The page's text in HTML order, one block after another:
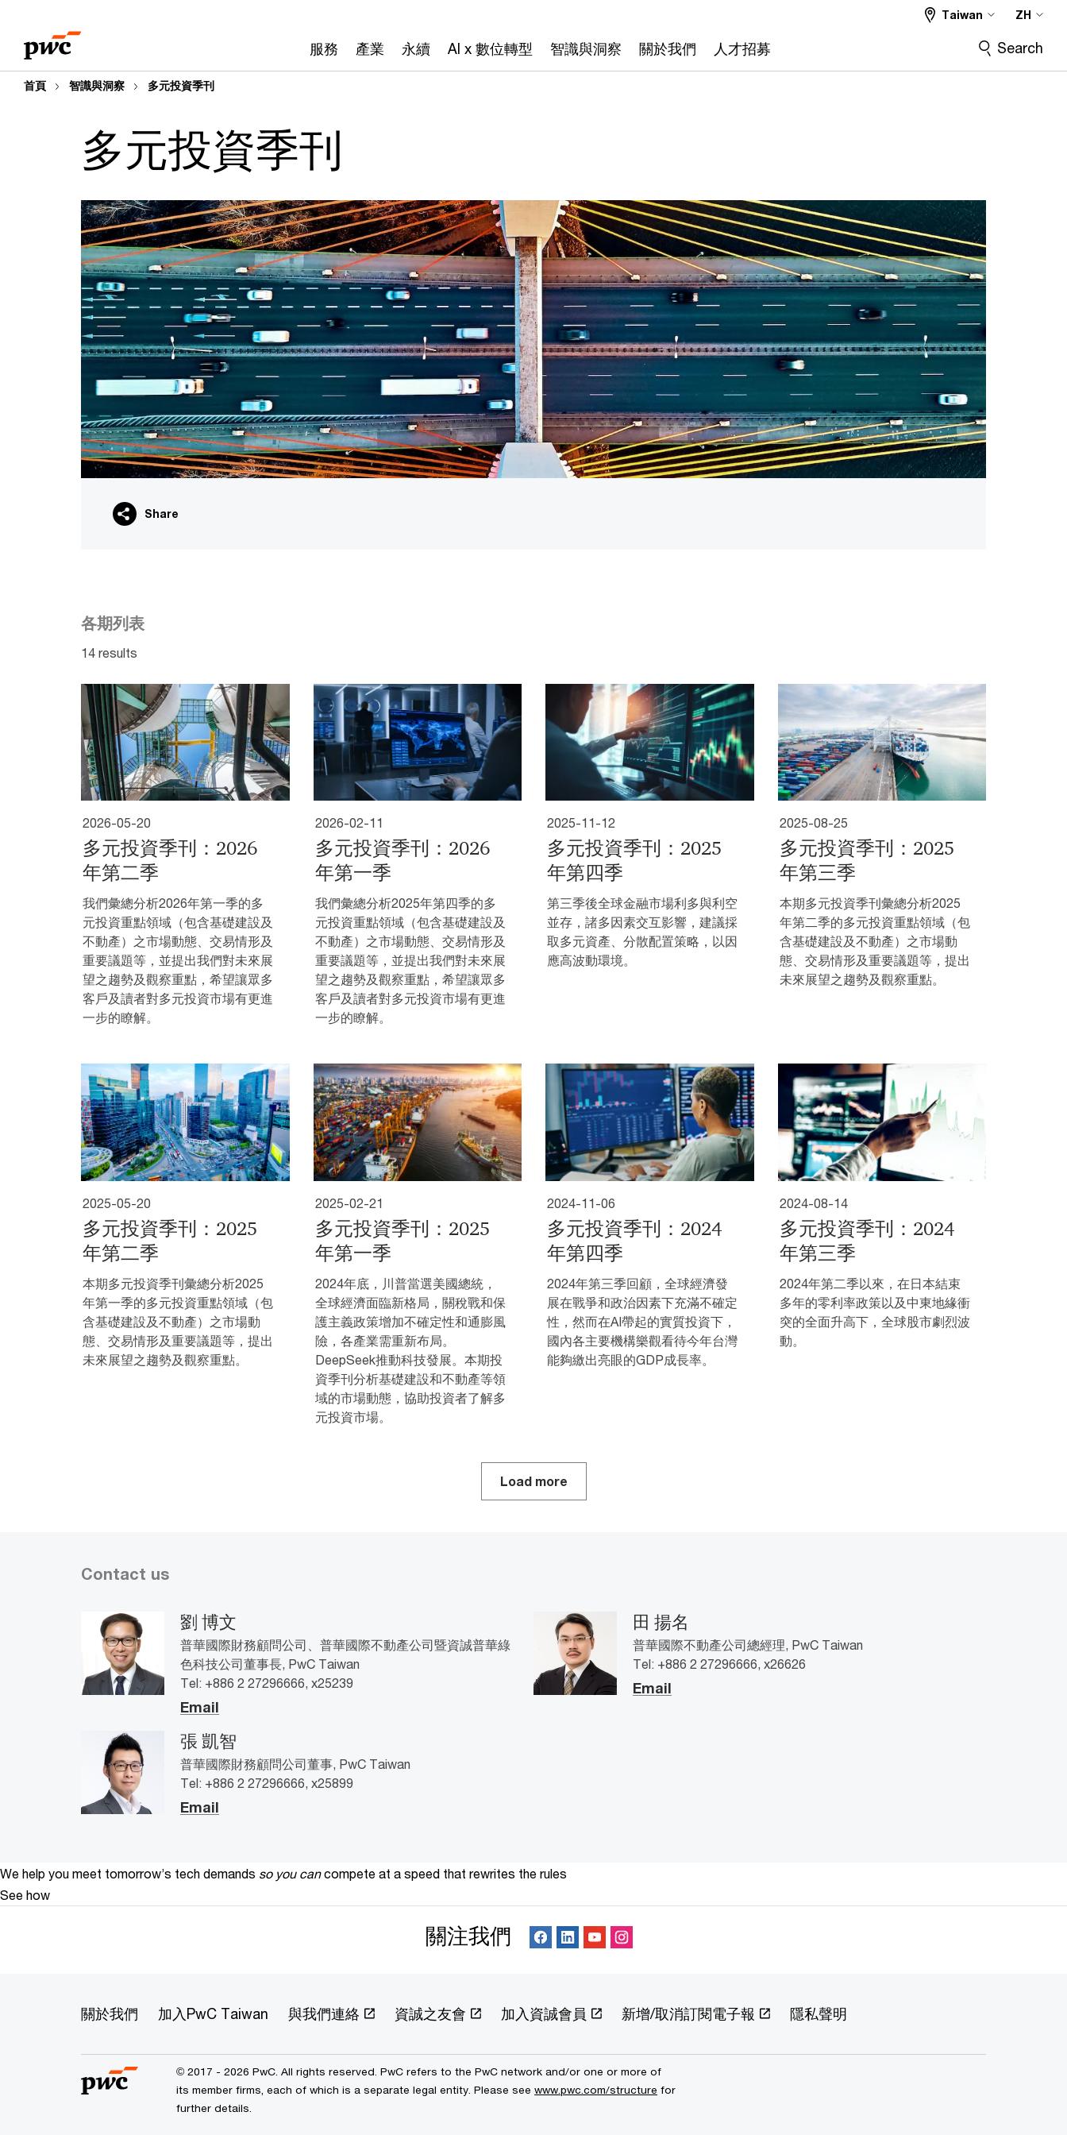
content
footer
服務 產業 永續 AI x 數位轉型 智識與洞察 關於我們 人才招募
Taiwan ZH
Search
首頁 智識與洞察 多元投資季刊
多元投資季刊
Share
各期列表
14 results
2026-05-20
多元投資季刊：2026
年第二季
我們彙總分析2026年第一季的多
元投資重點領域（包含基礎建設及
不動產）之市場動態、交易情形及
重要議題等，並提出我們對未來展
望之趨勢及觀察重點，希望讓眾多
客戶及讀者對多元投資市場有更進
一步的瞭解。
2026-02-11
多元投資季刊：2026
年第一季
我們彙總分析2025年第四季的多
元投資重點領域（包含基礎建設及
不動產）之市場動態、交易情形及
重要議題等，並提出我們對未來展
望之趨勢及觀察重點，希望讓眾多
客戶及讀者對多元投資市場有更進
一步的瞭解。
2025-11-12
多元投資季刊：2025
年第四季
第三季後全球金融市場利多與利空
並存，諸多因素交互影響，建議採
取多元資產、分散配置策略，以因
應高波動環境。
2025-08-25
多元投資季刊：2025
年第三季
本期多元投資季刊彙總分析2025
年第二季的多元投資重點領域（包
含基礎建設及不動產）之市場動
態、交易情形及重要議題等，提出
未來展望之趨勢及觀察重點。
2025-05-20
多元投資季刊：2025
年第二季
本期多元投資季刊彙總分析2025
年第一季的多元投資重點領域（包
含基礎建設及不動產）之市場動
態、交易情形及重要議題等，提出
未來展望之趨勢及觀察重點。
2025-02-21
多元投資季刊：2025
年第一季
2024年底，川普當選美國總統，
全球經濟面臨新格局，關稅戰和保
護主義政策增加不確定性和通膨風
險，各產業需重新布局。
DeepSeek推動科技發展。本期投
資季刊分析基礎建設和不動產等領
域的市場動態，協助投資者了解多
元投資市場。
2024-11-06
多元投資季刊：2024
年第四季
2024年第三季回顧，全球經濟發
展在戰爭和政治因素下充滿不確定
性，然而在AI帶起的實質投資下，
國內各主要機構樂觀看待今年台灣
能夠繳出亮眼的GDP成長率。
2024-08-14
多元投資季刊：2024
年第三季
2024年第二季以來，在日本結束
多年的零利率政策以及中東地緣衝
突的全面升高下，全球股市劇烈波
動。
Load more
Contact us
劉 博文
普華國際財務顧問公司、普華國際不動產公司暨資誠普華綠
色科技公司董事長, PwC Taiwan
Tel: +886 2 27296666, x25239
Email
田 揚名
普華國際不動產公司總經理, PwC Taiwan
Tel: +886 2 27296666, x26626
Email
張 凱智
普華國際財務顧問公司董事, PwC Taiwan
Tel: +886 2 27296666, x25899
Email
We help you meet tomorrow’s tech demands so you can compete at a speed that rewrites the rules
See how
關注我們
關於我們 加入PwC Taiwan 與我們連絡 資誠之友會 加入資誠會員 新增/取消訂閱電子報 隱私聲明
© 2017 - 2026 PwC. All rights reserved. PwC refers to the PwC network and/or one or more of
its member firms, each of which is a separate legal entity. Please see www.pwc.com/structure for
further details.